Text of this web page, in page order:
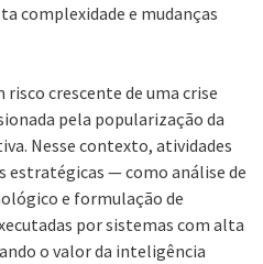
complexidade e mudanças
risco crescente de uma crise
pela popularização da
Nesse contexto, atividades
estratégicas — como análise de
e formulação de
por sistemas com alta
o valor da inteligência